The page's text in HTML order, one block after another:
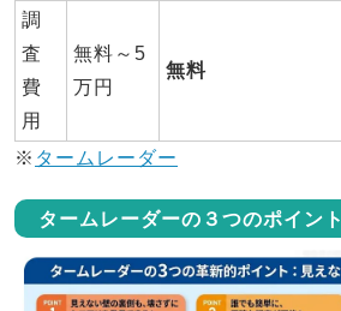
調
査
費
用
無料～5
万円
無料
※ タームレーダー
タームレーダーの３つのポイント